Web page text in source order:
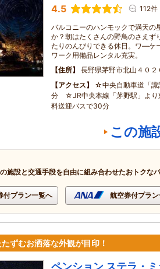
4.5 112件
バルコニーのハンモックで満天の
か？朝はたくさんの野鳥のさえず
たりのんびりできる休日。ワ―ケ
ワーク用備品レンタル充実。
住所
長野県茅野市北山４０２
アクセス
☆中央自動車道「諏
分 ☆JR中央本線「茅野駅」より
料送迎バスで30分
この施
施設と交通手段を自由に組み合わせたおトクな
付プラン一覧へ 航空券付プラ
ずむお洒落な外観が目印！